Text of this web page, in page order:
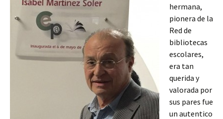
hermana,
pionera de la
Red de
bibliotecas
escolares,
era tan
querida y
valorada por
sus pares fue
un autentico